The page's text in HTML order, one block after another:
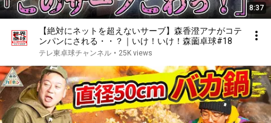
8:37
【絶対にネットを超えないサーブ】森香澄アナがコテ
ンパンにされる・・？｜いけ！いけ！森薗卓球#18
テレ東卓球チャンネル • 25K views